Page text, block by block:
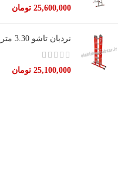
25,600,000 تومان
نردبان تاشو 3.30 متر مجیکال(4 تکه)
25,100,000 تومان